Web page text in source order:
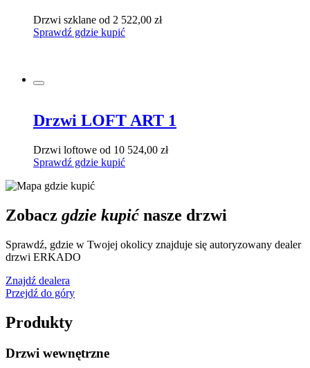
Drzwi szklane od 2 522,00 zł
Sprawdź gdzie kupić
Drzwi LOFT ART 1
Drzwi loftowe od 10 524,00 zł
Sprawdź gdzie kupić
Zobacz gdzie kupićnasze drzwi
Sprawdź, gdzie w Twojej okolicy znajduje się autoryzowany dealer
drzwi ERKADO
Znajdź dealera
Przejdź do góry
Produkty
Drzwi wewnętrzne